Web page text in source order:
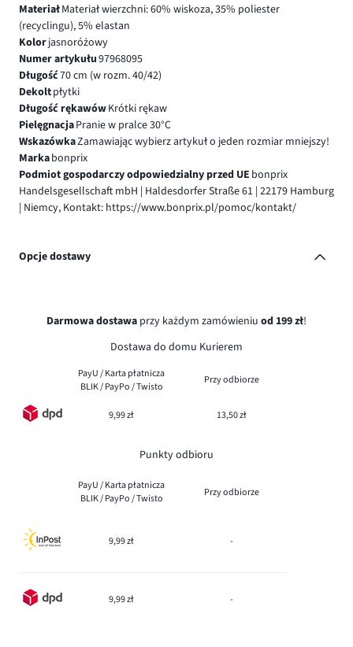
MateriałMateriał wierzchni: 60% wiskoza, 35% poliester
(recyclingu), 5% elastan
Kolorjasnoróżowy
Numer artykułu97968095
Długość70 cm (w rozm. 40/42)
Dekoltpłytki
Długość rękawówKrótki rękaw
PielęgnacjaPranie w pralce 30°C
WskazówkaZamawiając wybierz artykuł o jeden rozmiar mniejszy!
Markabonprix
Podmiot gospodarczy odpowiedzialny przed UE bonprix
Handelsgesellschaft mbH | Haldesdorfer Straße 61 | 22179 Hamburg
| Niemcy, Kontakt: https://www.bonprix.pl/pomoc/kontakt/
Opcje dostawy
Darmowa dostawa przy każdym zamówieniu od 199 zł!
Dostawa do domu Kurierem
PayU / Karta płatnicza
BLIK / PayPo / Twisto
Przy odbiorze
9,99 zł 13,50 zł
Punkty odbioru
PayU / Karta płatnicza
BLIK / PayPo / Twisto
Przy odbiorze
9,99 zł -
9,99 zł -